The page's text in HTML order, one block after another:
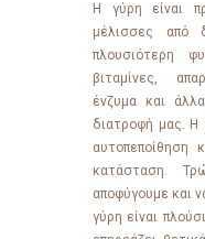
Η γύρη είναι
μέλισσες από
πλουσιότερη
βιταμίνες,
ένζυμα και
διατροφή μας. Η
αυτοπεποίθηση
κατάσταση.
αποφύγουμε και
γύρη είναι